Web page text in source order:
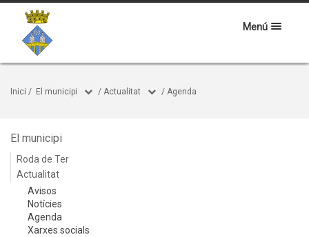
Menú
Inici / El municipi / Actualitat / Agenda
El municipi
Roda de Ter
Actualitat
Avisos
Notícies
Agenda
Xarxes socials